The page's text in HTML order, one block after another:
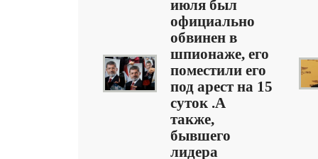
июля был
официально
обвинен в
шпионаже, его
поместили его
под арест на 15
суток .А
также,
бывшего
лидера